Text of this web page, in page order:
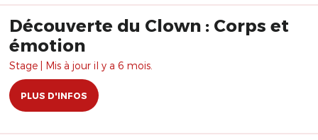
Découverte du Clown : Corps et
émotion
Stage | Mis à jour il y a 6 mois.
PLUS D'INFOS